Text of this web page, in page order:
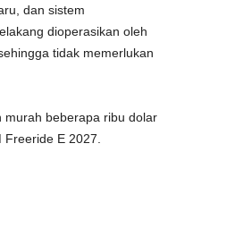
dan sistem
dioperasikan oleh
tidak memerlukan
murah beberapa ribu dolar
Freeride E 2027.